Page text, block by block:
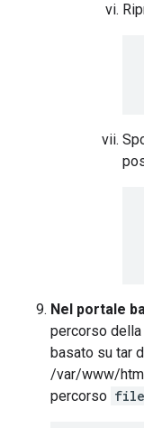
Nel portale
percorso
basato su tar
/var/www/
percorso